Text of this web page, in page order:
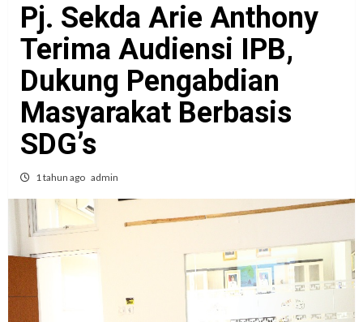
Pj. Sekda Arie Anthony
Terima Audiensi IPB,
Dukung Pengabdian
Masyarakat Berbasis
SDG’s
1 tahun ago admin